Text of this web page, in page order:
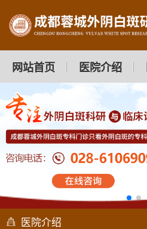
网站首页 医院介绍
医院介绍